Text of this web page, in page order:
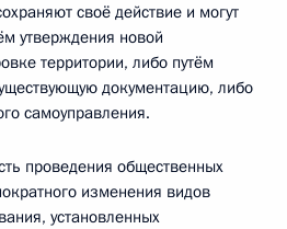
своё действие и могут
утверждения новой
территории, либо путём
документацию, либо
самоуправления.
проведения общественных
изменения видов
установленных